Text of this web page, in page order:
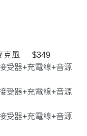
克風 $349
受器+充電線+音源
受器+充電線+音源
受器+充電線+音源